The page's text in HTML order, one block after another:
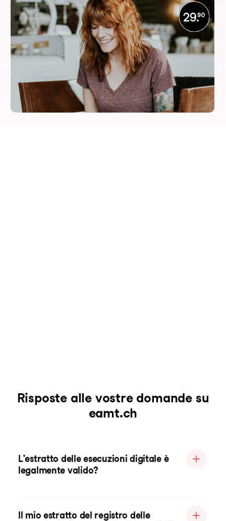
Risposte alle vostre domande su
eamt.ch
L'estratto delle esecuzioni digitale è
legalmente valido?
Il mio estratto del registro delle